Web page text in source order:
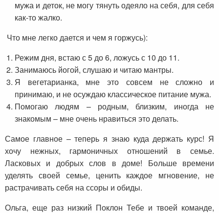
мужа и деток, не могу тянуть одеяло на себя, для себя
как-то жалко.
Что мне легко дается и чем я горжусь):
Режим дня, встаю с 5 до 6, ложусь с 10 до 11.
Занимаюсь йогой, слушаю и читаю мантры.
Я вегетарианка, мне это совсем не сложно и
принимаю, и не осуждаю классическое питание мужа.
Помогаю людям – родным, близким, иногда не
знакомым – мне очень нравиться это делать.
Самое главное – теперь я знаю куда держать курс! Я
хочу нежных, гармоничных отношений в семье.
Ласковых и добрых слов в доме! Больше времени
уделять своей семье, ценить каждое мгновение, не
растрачивать себя на ссоры и обиды.
Ольга, еще раз низкий Поклон Тебе и твоей команде,